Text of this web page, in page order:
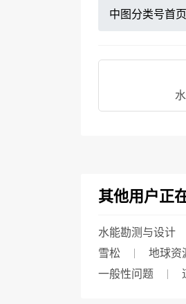
中图分类号首页
其他用户正
水能勘测与设计
雪松
地球资
一般性问题